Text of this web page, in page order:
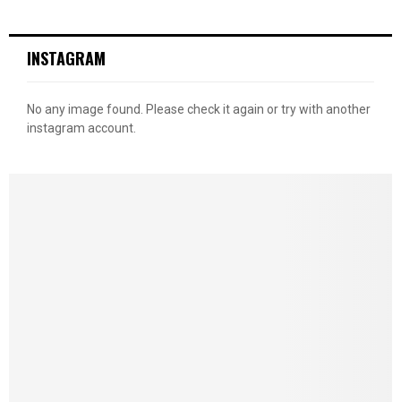
INSTAGRAM
No any image found. Please check it again or try with another
instagram account.